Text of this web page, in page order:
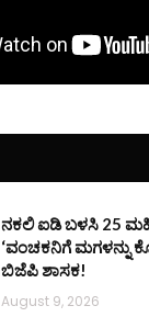
ನಕಲಿ ಐಡಿ ಬಳಸಿ 25
‘ವಂಚಕನಿಗೆ ಮಗಳನ್ನು
ಬಿಜೆಪಿ ಶಾಸಕ!
August 9, 2026